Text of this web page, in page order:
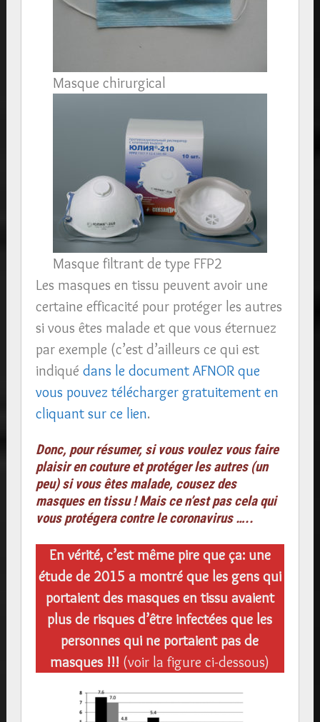
Masque chirurgical
Masque filtrant de type FFP2
Les masques en tissu peuvent avoir une
certaine efficacité pour protéger les autres
si vous êtes malade et que vous éternuez
par exemple (c’est d’ailleurs ce qui est
indiqué dans le document AFNOR que
vous pouvez télécharger gratuitement en
cliquant sur ce lien.
Donc, pour résumer, si vous voulez vous faire
plaisir en couture et protéger les autres (un
peu) si vous êtes malade, cousez des
masques en tissu ! Mais ce n’est pas cela qui
vous protégera contre le coronavirus …..
En vérité, c’est même pire que ça: une
étude de 2015 a montré que les gens qui
portaient des masques en tissu avaient
plus de risques d’être infectées que les
personnes qui ne portaient pas de
masques !!! (voir la figure ci-dessous)